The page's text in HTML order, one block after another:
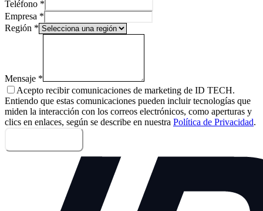
Teléfono *
Empresa *
Región *
Mensaje *
Acepto recibir comunicaciones de marketing de ID TECH.
Entiendo que estas comunicaciones pueden incluir tecnologías que
miden la interacción con los correos electrónicos, como aperturas y
clics en enlaces, según se describe en nuestra Política de Privacidad.